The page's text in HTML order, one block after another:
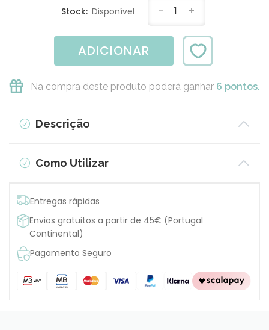
Stock: Disponível - 1 +
ADICIONAR
Na compra deste produto poderá ganhar 6 pontos.
Descrição
Como Utilizar
Entregas rápidas
Envios gratuitos a partir de 45€ (Portugal
Continental)
Pagamento Seguro